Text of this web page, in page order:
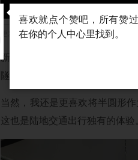
更新后的LeShuttle的logo。
新logo整体更加简洁，设计感更
隧道的形象。
当然，我还是更喜欢将半圆形
这也是陆地交通出行独有的体验